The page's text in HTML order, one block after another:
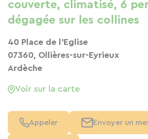
couverte, climatisé, 6
dégagée sur les collines
40 Place de l'Eglise
07360, Ollières-sur-Eyrieux
Ardèche
Voir sur la carte
Appeler Envoyer un